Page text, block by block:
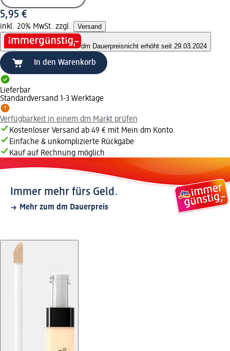
5,95 €
inkl. 20% MwSt. zzgl. Versand
dm Dauerpreisnicht erhöht seit 29.03.2024
In den Warenkorb
Lieferbar
Standardversand 1-3 Werktage
Verfügbarkeit in einem dm Markt prüfen
Kostenloser Versand ab 49 € mit Mein dm Konto
Einfache & unkomplizierte Rückgabe
Kauf auf Rechnung möglich
Immer mehr fürs Geld.
Mehr zum dm Dauerpreis